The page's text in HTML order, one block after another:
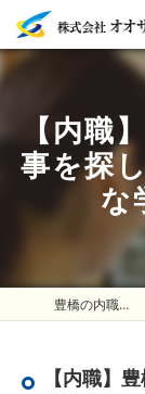
【内職
事を探
な
豊橋の内職は株式会社オオサワ
【内職】